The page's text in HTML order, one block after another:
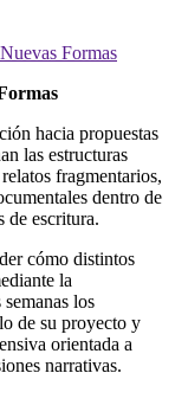
Formas
hacia propuestas
las estructuras
fragmentarios,
dentro de
de escritura.
cómo distintos
la
los
de su proyecto y
orientada a
narrativas.